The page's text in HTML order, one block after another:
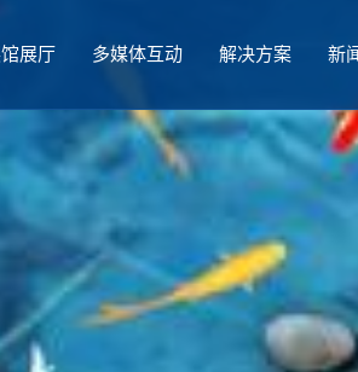
展厅 多媒体互动 解决方案 新